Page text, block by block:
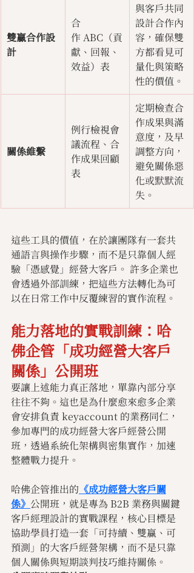
雙贏合作設
計
合
作 ABC（貢
獻、回報、
效益）表
與客戶共同
設計合作內
容，確保雙
方都看見可
量化與策略
性的價值。
關係維繫
例行檢視會
議流程、合
作成果回顧
表
定期檢查合
作成果與滿
意度，及早
調整方向，
避免關係惡
化或默默流
失。
這些工具的價值，在於讓團隊有一套共
通語言與操作步驟，而不是只靠個人經
驗「憑感覺」經營大客戶。 許多企業也
會透過外部訓練，把這些方法轉化為可
以在日常工作中反覆練習的實作流程。
能力落地的實戰訓練：哈
佛企管「成功經營大客戶
關係」公開班
要讓上述能力真正落地，單靠內部分享
往往不夠。這也是為什麼愈來愈多企業
會安排負責 keyaccount 的業務同仁，
參加專門的成功經營大客戶經營公開
班，透過系統化架構與密集實作，加速
整體戰力提升。
哈佛企管推出的 《成功經營大客戶關
係》 公開班，就是專為 B2B 業務與關鍵
客戶經理設計的實戰課程，核心目標是
協助學員打造一套「可持續、雙贏、可
預測」的大客戶經營架構，而不是只靠
個人關係與短期談判技巧維持關係。